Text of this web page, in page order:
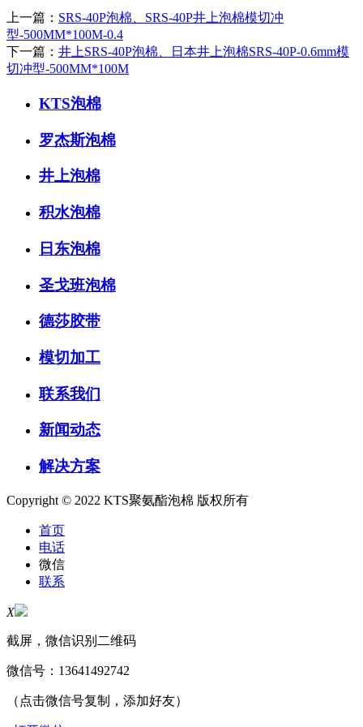
上一篇： SRS-40P泡棉、SRS-40P井上泡棉模切冲
型-500MM*100M-0.4
下一篇： 井上SRS-40P泡棉、日本井上泡棉SRS-40P-0.6mm模
切冲型-500MM*100M
KTS泡棉
罗杰斯泡棉
井上泡棉
积水泡棉
日东泡棉
圣戈班泡棉
德莎胶带
模切加工
联系我们
新闻动态
解决方案
Copyright © 2022 KTS聚氨酯泡棉 版权所有
首页
电话
微信
联系
X
截屏，微信识别二维码
微信号： 13641492742
（点击微信号复制，添加好友）